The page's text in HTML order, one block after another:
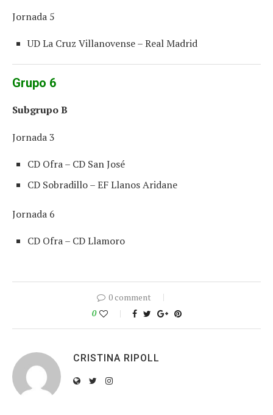
Jornada 5
UD La Cruz Villanovense – Real Madrid
Grupo 6
Subgrupo B
Jornada 3
CD Ofra – CD San José
CD Sobradillo – EF Llanos Aridane
Jornada 6
CD Ofra – CD Llamoro
0 comment
0
CRISTINA RIPOLL